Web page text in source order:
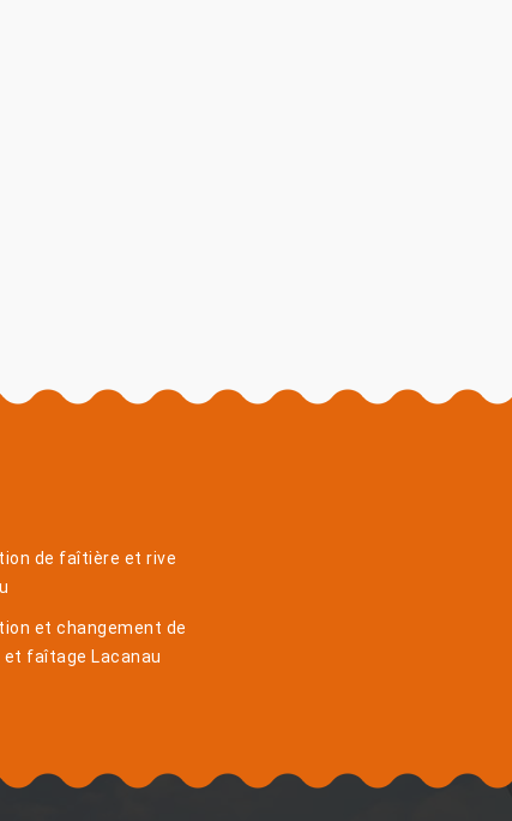
de faîtière et rive
et changement de
faîtage Lacanau